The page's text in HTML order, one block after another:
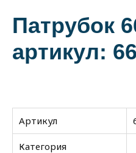
Патрубок
артикул:
Артикул
Категория